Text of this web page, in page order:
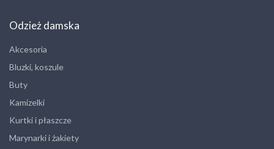
Odzież damska
Akcesoria
Bluzki, koszule
Buty
Kamizelki
Kurtki i płaszcze
Marynarki i żakiety